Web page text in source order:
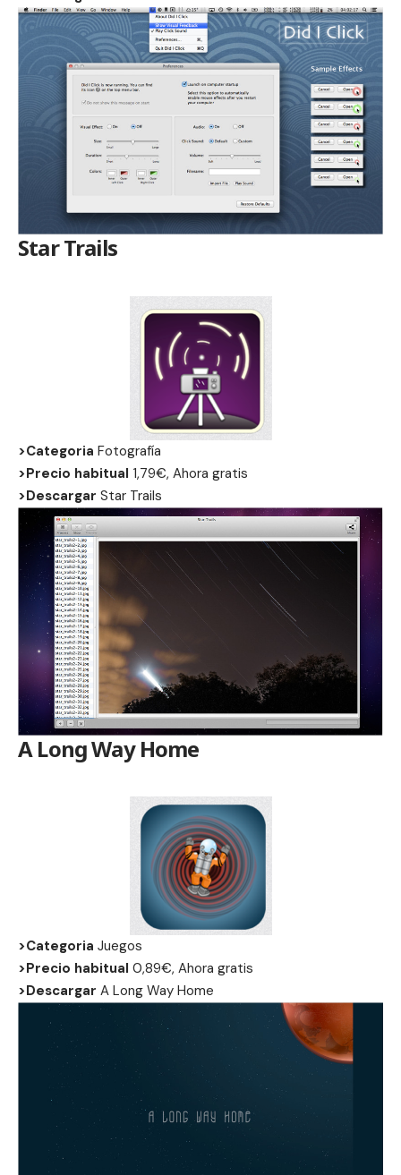
Star Trails
>Categoria Fotografía
>Precio habitual 1,79€, Ahora gratis
>Descargar Star Trails
A Long Way Home
>Categoria Juegos
>Precio habitual 0,89€, Ahora gratis
>Descargar A Long Way Home